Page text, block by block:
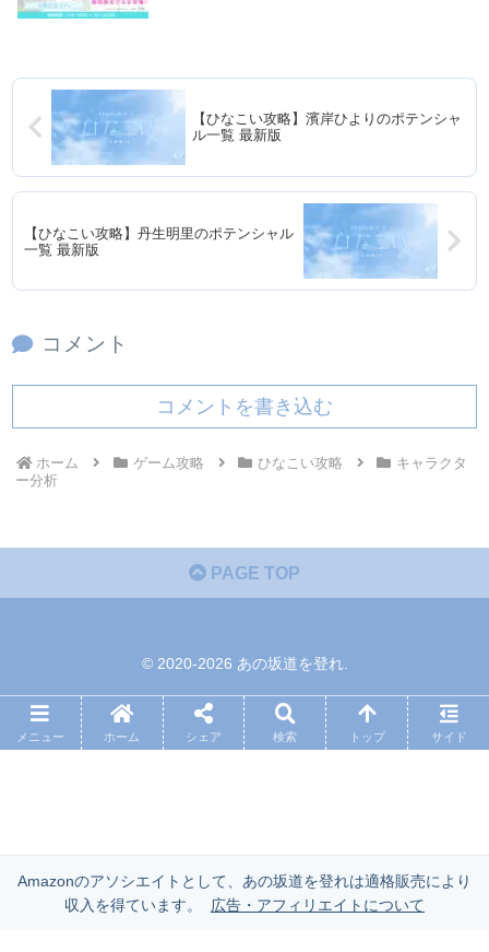
【ひなこい攻略】濱岸ひよりのポテンシャ
ル一覧 最新版
【ひなこい攻略】丹生明里のポテンシャル
一覧 最新版
コメント
コメントを書き込む
ホーム ゲーム攻略 ひなこい攻略
キャラクタ
ー分析
PAGE TOP
© 2020-2026 あの坂道を登れ.
メニュー ホーム シェア 検索 トップ サイド
Amazonのアソシエイトとして、あの坂道を登れは適格販売により
収入を得ています。
広告・アフィリエイトについて